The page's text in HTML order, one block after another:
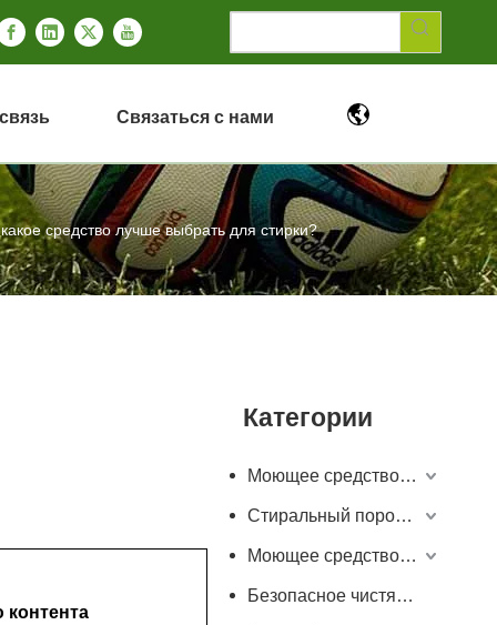
Связаться с нами
средство лучше выбрать для стирки?
контента
Категории
Моющее средство для посудомоечной машины
Стиральный порошок
Моющее средство для стиральной машины
Безопасное чистящее средство для пищевых продуктов